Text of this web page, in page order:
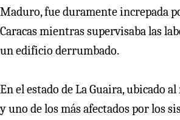
Maduro, fue duramente increpada
Caracas mientras supervisaba las
un edificio derrumbado.
En el estado de La Guaira, ubicado
y uno de los más afectados por los